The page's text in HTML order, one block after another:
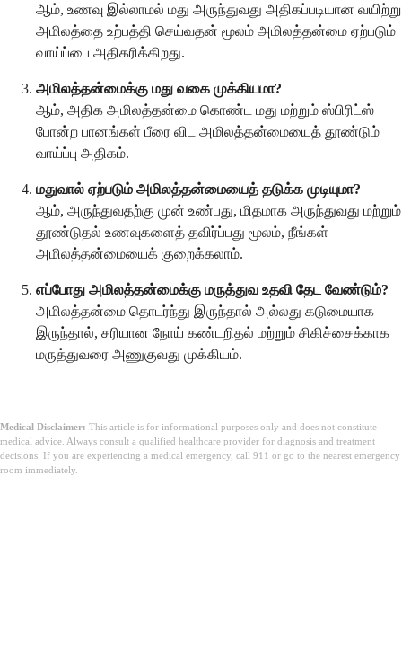
ஆம், உணவு இல்லாமல் மது அருந்துவது அதிகப்படியான வயிற்று
அமிலத்தை உற்பத்தி செய்வதன் மூலம் அமிலத்தன்மை ஏற்படும்
வாய்ப்பை அதிகரிக்கிறது.
அமிலத்தன்மைக்கு மது வகை முக்கியமா?
ஆம், அதிக அமிலத்தன்மை கொண்ட மது மற்றும் ஸ்பிரிட்ஸ்
போன்ற பானங்கள் பீரை விட அமிலத்தன்மையைத் தூண்டும்
வாய்ப்பு அதிகம்.
மதுவால் ஏற்படும் அமிலத்தன்மையைத் தடுக்க முடியுமா?
ஆம், அருந்துவதற்கு முன் உண்பது, மிதமாக அருந்துவது மற்றும்
தூண்டுதல் உணவுகளைத் தவிர்ப்பது மூலம், நீங்கள்
அமிலத்தன்மையைக் குறைக்கலாம்.
எப்போது அமிலத்தன்மைக்கு மருத்துவ உதவி தேட வேண்டும்?
அமிலத்தன்மை தொடர்ந்து இருந்தால் அல்லது கடுமையாக
இருந்தால், சரியான நோய் கண்டறிதல் மற்றும் சிகிச்சைக்காக
மருத்துவரை அணுகுவது முக்கியம்.
Medical Disclaimer: This article is for informational purposes only and does not constitute
medical advice. Always consult a qualified healthcare provider for diagnosis and treatment
decisions. If you are experiencing a medical emergency, call 911 or go to the nearest emergency
room immediately.